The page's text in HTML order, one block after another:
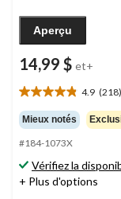
Aperçu
14,99 $ et+
4.9 (218)
4.9
étoile(s)
sur
5.
218
évaluations
Mieux notés
#184-1073X
Vérifiez la
+ Plus d'options